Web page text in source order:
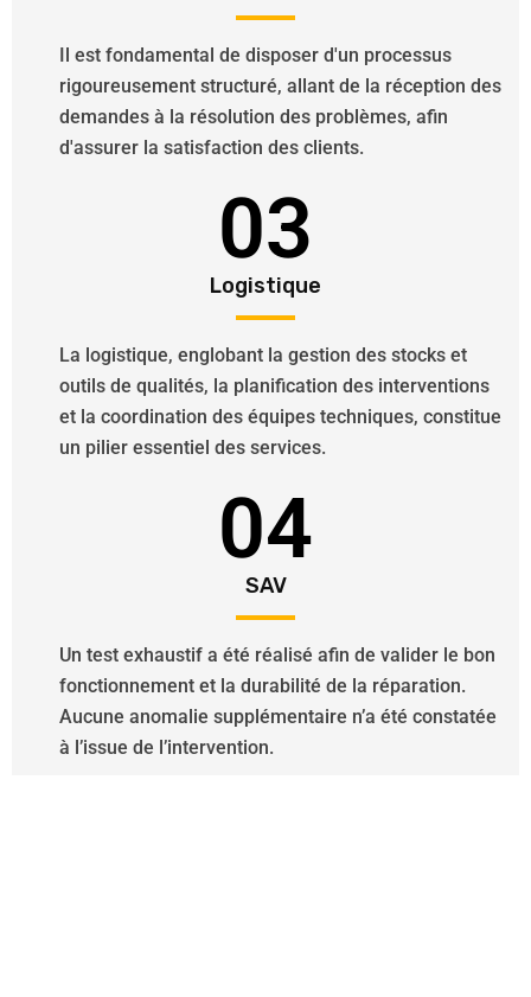
Il est fondamental de disposer d'un processus
rigoureusement structuré, allant de la réception des
demandes à la résolution des problèmes, afin
d'assurer la satisfaction des clients.
03
Logistique
La logistique, englobant la gestion des stocks et
outils de qualités, la planification des interventions
et la coordination des équipes techniques, constitue
un pilier essentiel des services.
04
SAV
Un test exhaustif a été réalisé afin de valider le bon
fonctionnement et la durabilité de la réparation.
Aucune anomalie supplémentaire n’a été constatée
à l’issue de l’intervention.